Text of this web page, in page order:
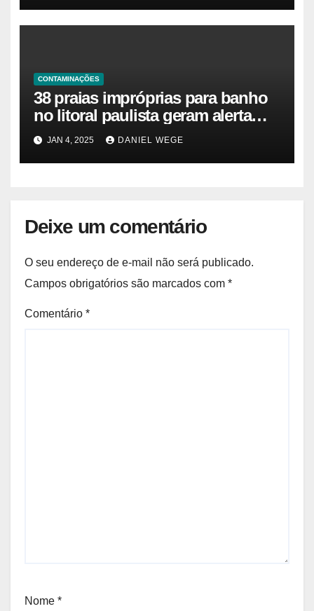
das Praias
CONTAMINAÇÕES
38 praias impróprias para banho
no litoral paulista geram alerta
ambiental e de saúde pública
JAN 4, 2025 DANIEL WEGE
Deixe um comentário
O seu endereço de e-mail não será publicado.
Campos obrigatórios são marcados com *
Comentário *
Nome *